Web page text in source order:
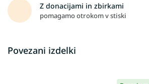
Z donacijami in zbirkami
pomagamo otrokom v stiski
Povezani izdelki